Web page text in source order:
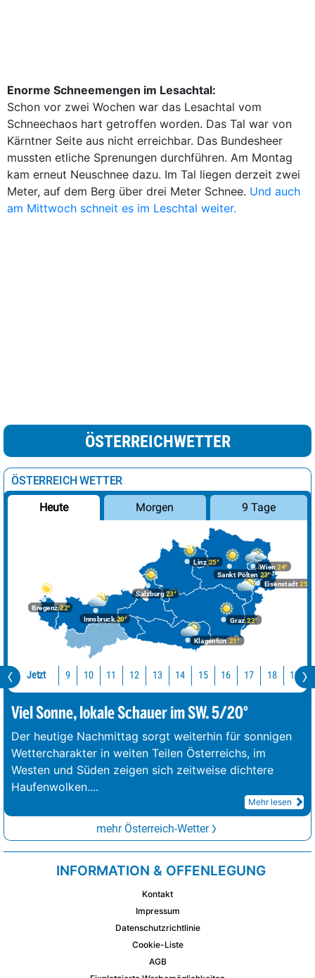
Enorme Schneemengen im Lesachtal:
Schon vor zwei Wochen war das Lesachtal vom
Schneechaos hart getroffen worden. Das Tal war von
Kärntner Seite aus nicht erreichbar. Das Bundesheer
mussten etliche Sprenungen durchführen. Am Montag
kam erneut Neuschnee dazu. Im Tal liegen derzeit zwei
Meter, auf dem Berg über drei Meter Schnee. Und auch
am Mittwoch schneit es im Leschtal weiter.
ÖSTERREICHWETTER
ÖSTERREICH WETTER
Heute Morgen 9 Tage
Bregenz22°
Graz23°
Innsbruck20°
Klagenfurt 21°
Linz25°
Salzburg23°
Wien 24°
Eisenstadt 25°
Sankt Pölten 23°
Jetzt 9 10 11 12 13 14 15 16 17 18 19
Viel Sonne, lokale Schauer im SW. 5/20°
Der heutige Nachmittag sorgt weiterhin für sonnigen
Wettercharakter in weiten Teilen Österreichs, im
Westen und Süden zeigen sich zeitweise dichtere
Haufenwolken....
Mehr lesen
mehr Österreich-Wetter
INFORMATION & OFFENLEGUNG
Kontakt
Impressum
Datenschutzrichtlinie
Cookie-Liste
AGB